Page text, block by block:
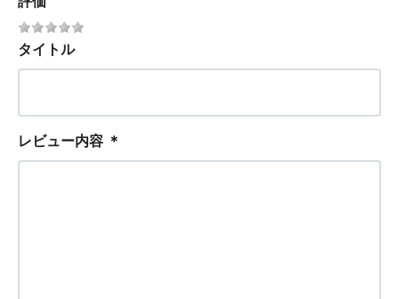
タイトル
レビュー内容 ＊